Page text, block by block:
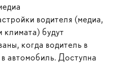
водителя (медиа,
климата) будут
когда водитель в
автомобиль. Доступна